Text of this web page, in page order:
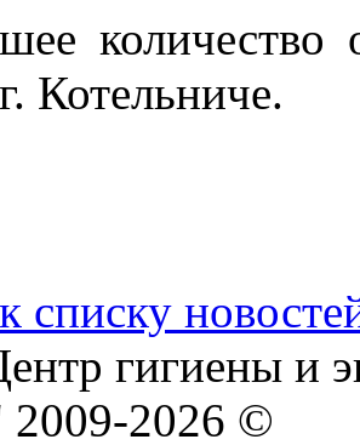
количество
Котельниче.
списку
гигиены и
2009-2026 ©